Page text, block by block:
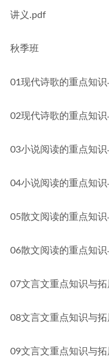
讲义.pdf
秋季班
01现代诗歌的重点知
02现代诗歌的重点知
03小说阅读的重点知
04小说阅读的重点知
05散文阅读的重点知
06散文阅读的重点知
07文言文重点知识与
08文言文重点知识与
09文言文重点知识与